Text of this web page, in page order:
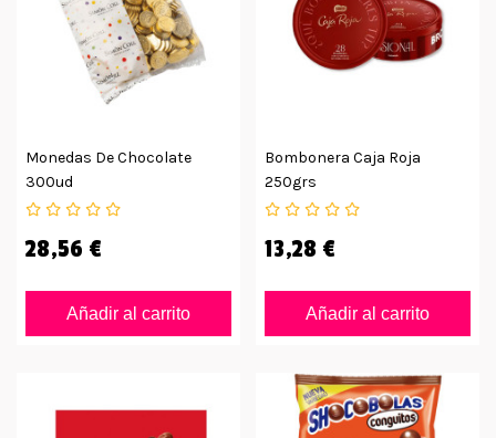
Monedas De Chocolate
300ud
28,56 €
Añadir al carrito
Bombonera Caja Roja
250grs
13,28 €
Añadir al carrito